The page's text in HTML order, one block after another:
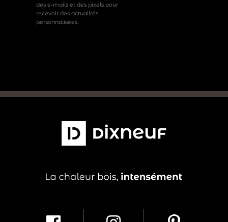
des e-mails et des pixels pour
recevoir des actualités
personnalisées.